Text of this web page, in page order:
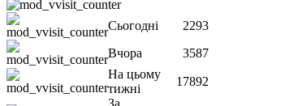
Сьогодні
2293
Вчора
3587
На цьому
тижні
17892